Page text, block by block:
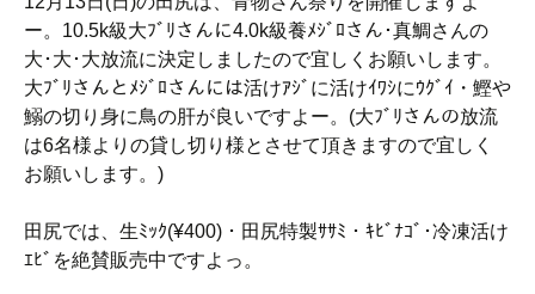
ー。10.5k級大ﾌﾞﾘさんに4.0k級養ﾒｼﾞﾛさん･真鯛さんの
大･大･大放流に決定しましたので宜しくお願いします。
大ﾌﾞﾘさんとﾒｼﾞﾛさんには活けｱｼﾞに活けｲﾜｼにｳｸﾞｲ・鰹や
鰯の切り身に鳥の肝が良いですよー。(大ﾌﾞﾘさんの放流
は6名様よりの貸し切り様とさせて頂きますので宜しく
お願いします。)
田尻では、生ﾐｯｸ(¥400)・田尻特製ｻｻﾐ・ｷﾋﾞﾅｺﾞ･冷凍活け
ｴﾋﾞを絶賛販売中ですよっ。